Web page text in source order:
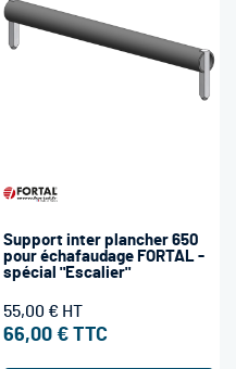
Support inter plancher 650
pour échafaudage FORTAL -
spécial "Escalier"
66,00 €
55,00 €